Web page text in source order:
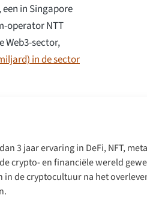
in Singapore
operator NTT
Web3-sector,
in de sector
3 jaar ervaring in DeFi, NFT,
crypto- en financiële wereld
de cryptocultuur na het